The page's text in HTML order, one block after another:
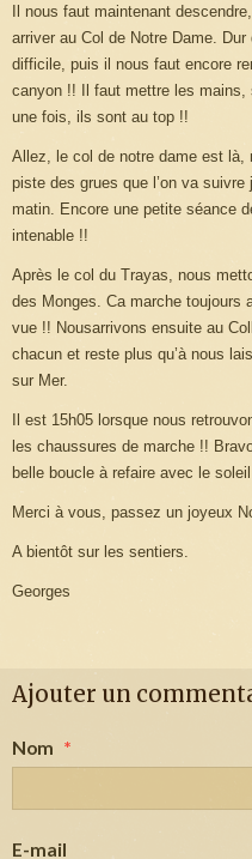
Il nous faut maintenant
arriver au Col de Notre Dame.
difficile, puis il nous faut encore
canyon !! Il faut mettre les
une fois, ils sont au top !!
Allez, le col de notre dame est là,
piste des grues que l’on va
matin. Encore une petite séance
intenable !!
Après le col du Trayas, nous
des Monges. Ca marche toujours
vue !! Nousarrivons ensuite au
chacun et reste plus qu’à nous
sur Mer.
Il est 15h05 lorsque nous
les chaussures de marche !!
belle boucle à refaire avec le
Merci à vous, passez un joyeux
A bientôt sur les sentiers.
Georges
Ajouter un
Nom
E-mail